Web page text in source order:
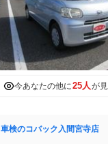
今あなたの他に25人が
車検のコバック入間宮寺店